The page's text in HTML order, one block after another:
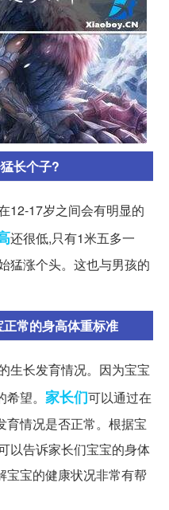
长个子?
12-17岁之间会有明显的
还很低,只有1米五多一
猛涨个头。这也与男孩的
常的身高体重标准
生长发育情况。因为宝宝
望。 家长们可以通过在
育情况是否正常。根据宝
以告诉家长们宝宝的身体
宝宝的健康状况非常有帮